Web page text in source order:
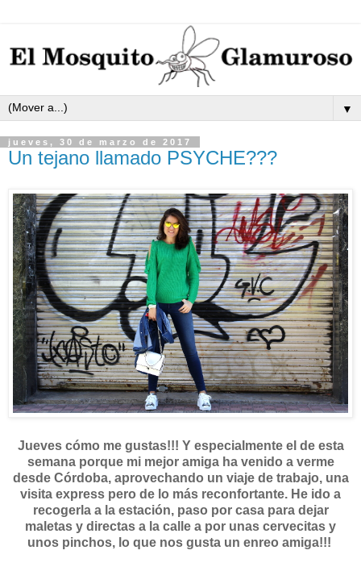
▼
jueves, 30 de marzo de 2017
Un tejano llamado PSYCHE???
Jueves cómo me gustas!!! Y especialmente el de esta
semana porque mi mejor amiga ha venido a verme
desde Córdoba, aprovechando un viaje de trabajo, una
visita express pero de lo más reconfortante. He ido a
recogerla a la estación, paso por casa para dejar
maletas y directas a la calle a por unas cervecitas y
unos pinchos, lo que nos gusta un enreo amiga!!!